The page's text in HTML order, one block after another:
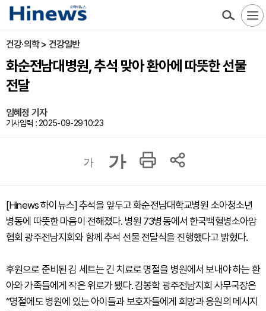
건강·의학 > 건강일반
화순전남대병원, 추석 맞아 환아에 따뜻한 선물
전달
임혜정 기자
기사입력 : 2025-09-29 10:23
가 가
[Hinews 하이뉴스] 추석을 앞두고 화순전남대학교병원 소아청소년
병동에 따뜻한 마음이 전해졌다. 병원 73병동에서 한국백혈병소아암
협회 광주전남지회와 함께 추석 선물 전달식을 진행했다고 밝혔다.
후원으로 준비된 김 세트는 긴 치료로 명절을 병원에서 보내야 하는 환
아와 가족들에게 작은 위로가 됐다. 김봉학 광주전남지회 사무국장은
“명절에도 병원에 있는 아이들과 보호자들에게 희망과 응원의 메시지